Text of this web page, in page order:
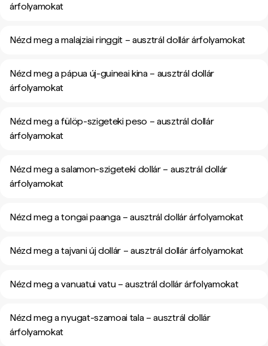
árfolyamokat
Nézd meg a malajziai ringgit – ausztrál dollár árfolyamokat
Nézd meg a pápua új-guineai kina – ausztrál dollár
árfolyamokat
Nézd meg a fülöp-szigeteki peso – ausztrál dollár
árfolyamokat
Nézd meg a salamon-szigeteki dollár – ausztrál dollár
árfolyamokat
Nézd meg a tongai paanga – ausztrál dollár árfolyamokat
Nézd meg a tajvani új dollár – ausztrál dollár árfolyamokat
Nézd meg a vanuatui vatu – ausztrál dollár árfolyamokat
Nézd meg a nyugat-szamoai tala – ausztrál dollár
árfolyamokat